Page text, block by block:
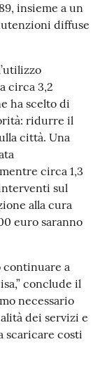
insieme a un
diffuse
circa 3,2
ha scelto di
ridurre il
città. Una
circa 1,3
sul
alla cura
euro saranno
continuare a
conclude il
necessario
dei servizi e
scaricare costi